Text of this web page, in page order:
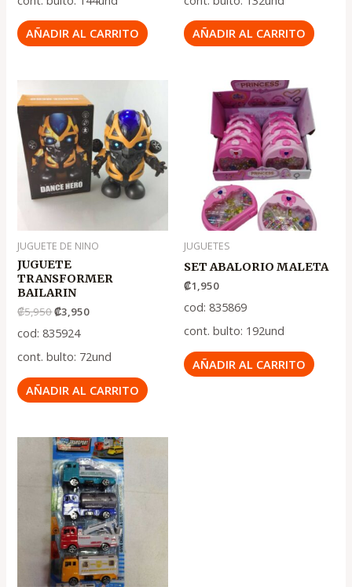
AÑADIR AL CARRITO AÑADIR AL CARRITO
JUGUETE DE NINO
JUGUETE
TRANSFORMER
BAILARIN
₡5,950
precio
original
era:
.
₡5,950
₡3,950
precio
actual
es:
₡3,950
cod: 835924
cont. bulto: 72und
AÑADIR AL CARRITO
JUGUETES
SET ABALORIO MALETA
₡1,950
cod: 835869
cont. bulto: 192und
AÑADIR AL CARRITO